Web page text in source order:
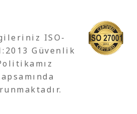
ISO-
Güvenlik